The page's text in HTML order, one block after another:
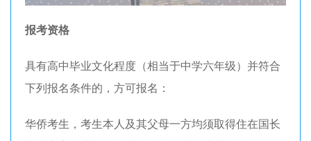
报考资格
具有高中毕业文化程度（相当于中学六年级）并符合
下列报名条件的，方可报名：
华侨考生，考生本人及其父母一方均须取得住在国长